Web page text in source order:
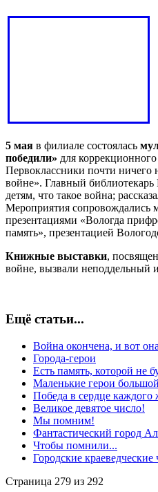
5 мая в филиале состоялась
победили» для
Первоклассники почти ничего
войне». Главный
детям, что такое война;
Мероприятия сопровождались
презентациями «Вологда
память», презентацией
Книжные выставки,
войне, вызвали неподдельный
Ещё статьи...
Война окончена, и вот
Города-герои
Есть память, которой не
Маленькие герои
Победа в сердце каждого
Великое девятое число!
Мы помним!
Фантастический город
Чтобы помнили...
Городские краеведческие
Страница 279 из 292